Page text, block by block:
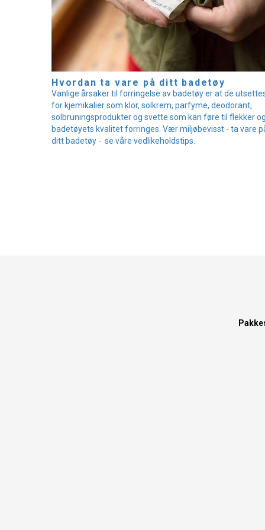
Hvordan ta vare på ditt badetøy
Vanlige årsaker til forringelse av badetøy er at de
for kjemikalier som klor, solkrem, parfyme, deodorant,
solbruningsprodukter og svette som kan føre til flekker
badetøyets kvalitet forringes. Vær miljøbevisst - ta vare
ditt badetøy - se våre vedlikeholdstips.